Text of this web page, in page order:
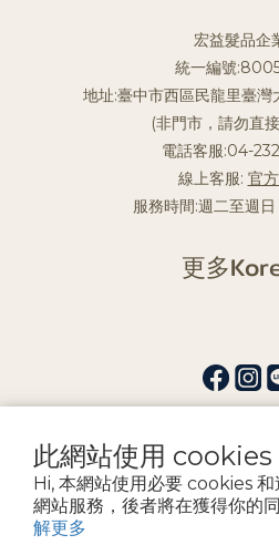
此網站使用 cookies
Hi, 本網站使用必要 cookies
網站服務，後者將在獲得你的
解更多
宏益髮品企
統一編號
地址:臺中市西區民龍里臺
(非門市，請勿直
電話客服:04-
線上客服: 官
服務時間:週二至週
更多
提醒您，我們不會以電話或簡訊